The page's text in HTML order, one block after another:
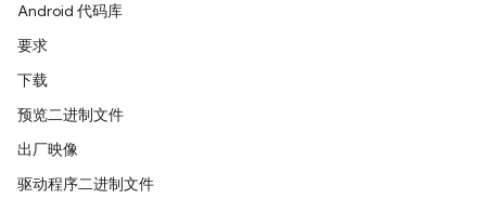
Android 代码库
要求
下载
预览二进制文件
出厂映像
驱动程序二进制文件